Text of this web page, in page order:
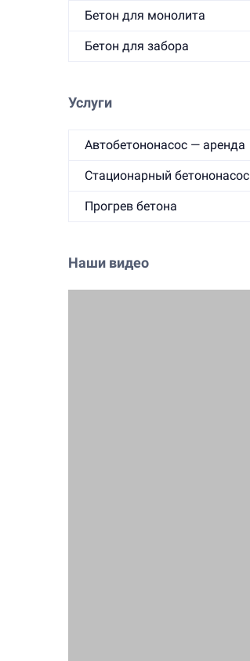
Бетон для монолита
Бетон для забора
Услуги
Автобетононасос — аренда
Стационарный бетононасос
Прогрев бетона
Наши видео